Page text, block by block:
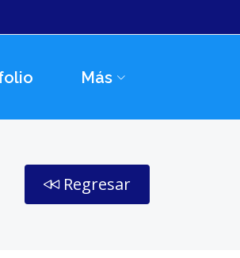
Más
Regresar